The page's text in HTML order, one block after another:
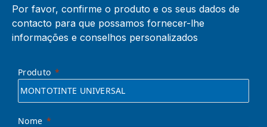
Por favor, confirme o produto e os seus dados de
contacto para que possamos fornecer-lhe
informações e conselhos personalizados
Produto
Nome